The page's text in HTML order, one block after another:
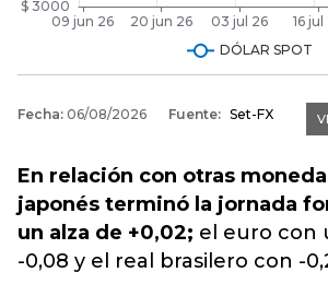
En relación con otras
japonés terminó la jornada
un alza de +0,02; el euro con
-0,08 y el real brasilero con -